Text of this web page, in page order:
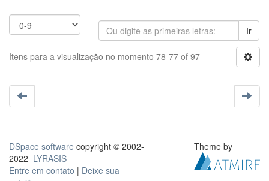
Ir
Itens para a visualização no momento 78-77 of 97
DSpace software copyright © 2002-
2022 LYRASIS
Entre em contato | Deixe sua
Theme by